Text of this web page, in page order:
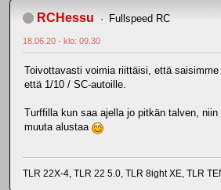
RCHessu Fullspeed RC
18.06.20 - klo: 09.30
Toivottavasti voimia riittäisi, että saisimme
että 1/10 / SC-autoille.
Turffilla kun saa ajella jo pitkän talven,
muuta alustaa
TLR 22X-4, TLR 22 5.0, TLR 8ight XE, TLR